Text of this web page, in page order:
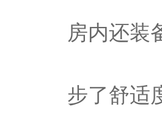
房内还装
步了舒适